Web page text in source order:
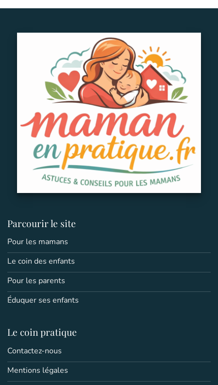
Parcourir le site
Pour les mamans
Le coin des enfants
Pour les parents
Éduquer ses enfants
Le coin pratique
Contactez-nous
Mentions légales